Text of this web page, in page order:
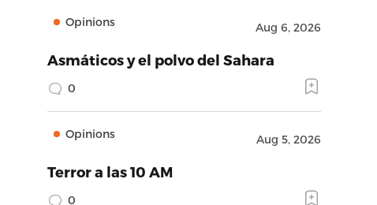
Opinions Aug 6, 2026
Asmáticos y el polvo del Sahara
0
Opinions Aug 5, 2026
Terror a las 10 AM
0